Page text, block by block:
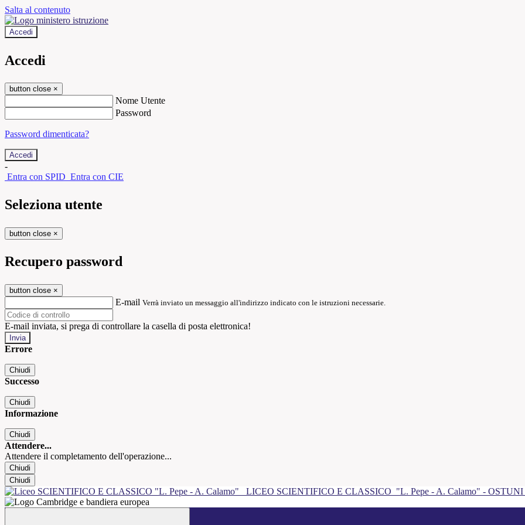
Salta al contenuto
Accedi
Accedi
button close ×
Nome Utente
Password
Password dimenticata?
-
Entra con SPID Entra con CIE
Seleziona utente
button close ×
Recupero password
button close ×
E-mail Verrà inviato un messaggio all'indirizzo indicato con le istruzioni necessarie.
E-mail inviata, si prega di controllare la casella di posta elettronica!
Errore
Chiudi
Successo
Chiudi
Informazione
Chiudi
Attendere...
Attendere il completamento dell'operazione...
Chiudi
Chiudi
LICEO SCIENTIFICO E CLASSICO "L. Pepe - A. Calamo" - OSTUNI